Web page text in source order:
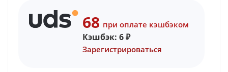
68 при оплате кэшбэком
Кэшбэк: 6₽
Зарегистрироваться